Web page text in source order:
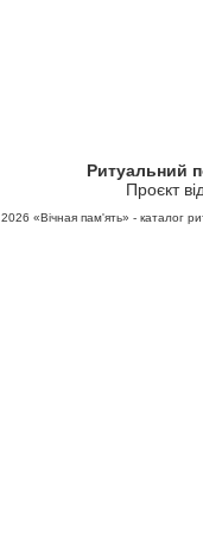
Ритуальний
Проєкт
2026 «Вічная пам'ять» - каталог